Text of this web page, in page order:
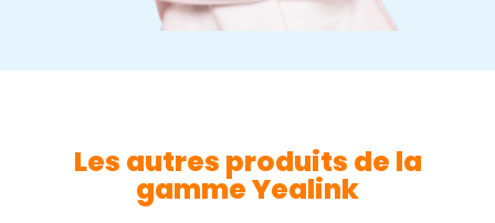
Les autres produits de la
gamme Yealink